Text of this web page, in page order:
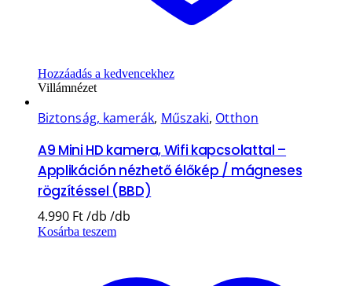
Hozzáadás a kedvencekhez
Villámnézet
Biztonság, kamerák, Műszaki, Otthon
A9 Mini HD kamera, Wifi kapcsolattal –
Applikáción nézhető élőkép / mágneses
rögzítéssel (BBD)
4.990 Ft
Kosárba teszem